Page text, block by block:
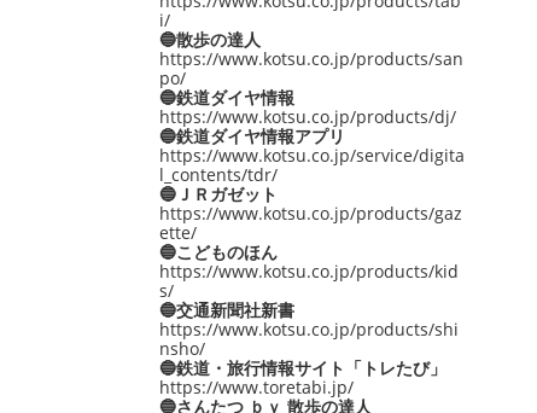
i/
🔵散歩の達人
https://www.kotsu.co.jp/products/san
po/
🔵鉄道ダイヤ情報
https://www.kotsu.co.jp/products/dj/
🔵鉄道ダイヤ情報アプリ
https://www.kotsu.co.jp/service/digita
l_contents/tdr/
🔵ＪＲガゼット
https://www.kotsu.co.jp/products/gaz
ette/
🔵こどものほん
https://www.kotsu.co.jp/products/kid
s/
🔵交通新聞社新書
https://www.kotsu.co.jp/products/shi
nsho/
🔵鉄道・旅行情報サイト「トレたび」
https://www.toretabi.jp/
🔵さんたつ ｂｙ 散歩の達人